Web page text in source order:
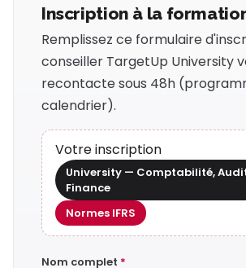
Inscription à la
Remplissez ce formulaire
conseiller TargetUp University
recontacte sous 48h
calendrier).
Votre inscription
University — Comptabilité,
Finance
Normes IFRS
Nom complet *